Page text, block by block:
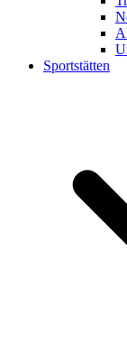
Sportstätten